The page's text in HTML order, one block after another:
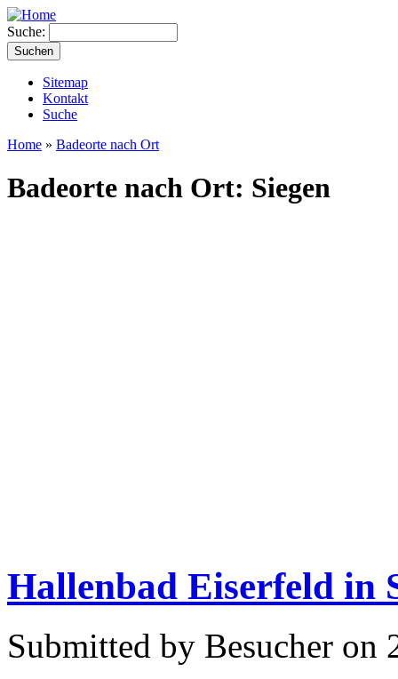
Suche:
Sitemap
Kontakt
Suche
Home » Badeorte nach Ort
Badeorte nach Ort: Siegen
Hallenbad Eiserfeld in
Submitted by Besucher on